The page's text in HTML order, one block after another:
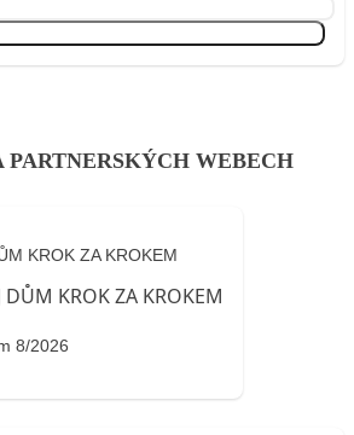
PARTNERSKÝCH WEBECH
KROK ZA KROKEM
8/2026